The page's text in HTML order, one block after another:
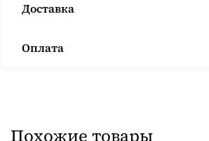
Доставка
Оплата
Похожие товары